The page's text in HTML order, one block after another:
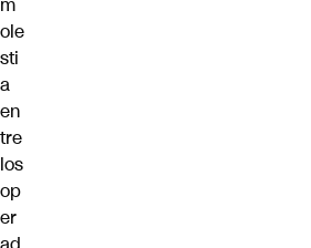
ole
sti
a
en
tre
los
op
er